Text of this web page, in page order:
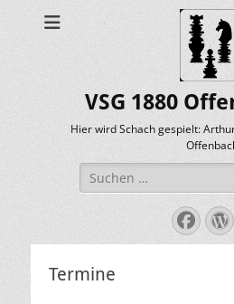
VSG 1880
Hier wird Schach gespielt:
Suche
nach:
Termine